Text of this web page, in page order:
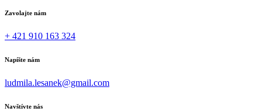
Zavolajte nám
+ 421 910 163 324
Napíšte nám
ludmila.lesanek@gmail.com
Navštívte nás